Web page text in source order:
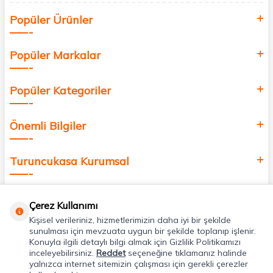
değer katmak için bize katılın!
Popüler Ürünler
Popüler Markalar
Popüler Kategoriler
Önemli Bilgiler
Turuncukasa Kurumsal
Uygulamalarımız
Adres & İletişim
Çerez Kullanımı
Kişisel verileriniz, hizmetlerimizin daha iyi bir şekilde
sunulması için mevzuata uygun bir şekilde toplanıp işlenir.
Konuyla ilgili detaylı bilgi almak için Gizlilik Politikamızı
inceleyebilirsiniz. Reddetseçeneğine tıklamanız halinde
yalnızca internet sitemizin çalışması için gerekli çerezler